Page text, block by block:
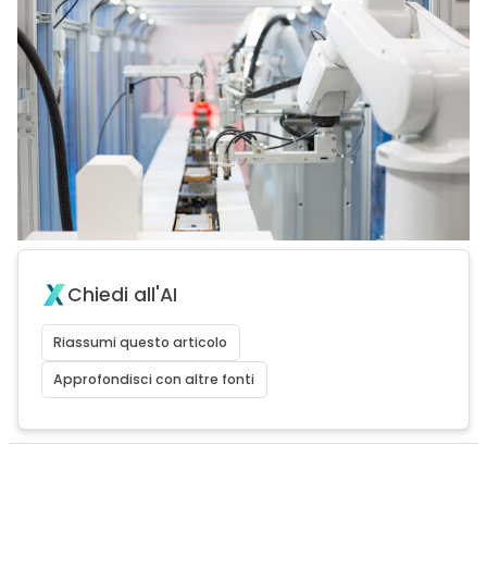
Chiedi all'AI
Riassumi questo articolo
Approfondisci con altre fonti